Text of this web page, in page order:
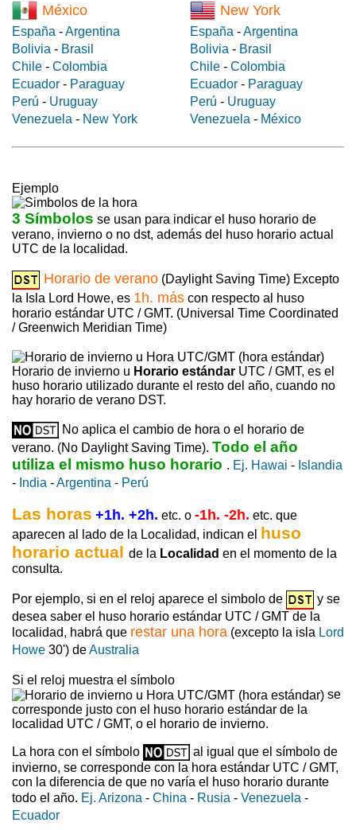
México
España -Argentina
Bolivia - Brasil
Chile - Colombia
Ecuador - Paraguay
Perú - Uruguay
Venezuela - New York
New York
España -Argentina
Bolivia - Brasil
Chile - Colombia
Ecuador - Paraguay
Perú - Uruguay
Venezuela - México
Ejemplo
3 Símbolos se usan para indicar el huso horario de
verano, invierno o no dst, además del huso horario actual
UTC de la localidad.
Horario de verano (Daylight Saving Time) Excepto
la Isla Lord Howe, es 1h. más con respecto al huso
horario estándar UTC / GMT. (Universal Time Coordinated
/ Greenwich Meridian Time)
Horario de invierno u Horario estándar UTC / GMT, es el
huso horario utilizado durante el resto del año, cuando no
hay horario de verano DST.
No aplica el cambio de hora o el horario de
verano. (No Daylight Saving Time). Todo el año
utiliza el mismo huso horario . Ej. Hawai - Islandia
- India -Argentina - Perú
Las horas +1h. +2h. etc. o -1h. -2h. etc. que
aparecen al lado de la Localidad, indican el huso
horario actual de la Localidad en el momento de la
consulta.
Por ejemplo, si en el reloj aparece el simbolo de
y se
desea saber el huso horario estándar UTC / GMT de la
localidad, habrá que restar una hora (excepto la isla Lord
Howe 30') deAustralia
Si el reloj muestra el símbolo
se
corresponde justo con el huso horario estándar de la
localidad UTC / GMT, o el horario de invierno.
La hora con el símbolo
al igual que el símbolo de
invierno, se corresponde con la hora estándar UTC / GMT,
con la diferencia de que no varía el huso horario durante
todo el año. Ej. Arizona - China - Rusia - Venezuela -
Ecuador